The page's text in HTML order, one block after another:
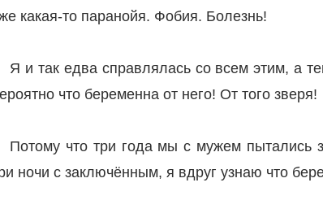
какая-то паранойя. Фобия. Болезнь!
Я и так едва справлялась со всем этим, а
что беременна от него! От того зверя!
Потому что три года мы с мужем пытались
ночи с заключённым, я вдруг узнаю что